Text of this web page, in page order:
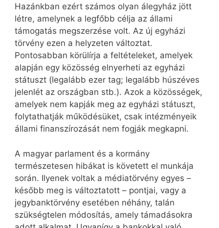
Hazánkban ezért számos olyan álegyház jött
létre, amelynek a legfőbb célja az állami
támogatás megszerzése volt. Az új egyházi
törvény ezen a helyzeten változtat.
Pontosabban körülírja a feltételeket, amelyek
alapján egy közösség elnyerheti az egyházi
státuszt (legalább ezer tag; legalább húszéves
jelenlét az országban stb.). Azok a közösségek,
amelyek nem kapják meg az egyházi státuszt,
folytathatják működésüket, csak intézményeik
állami finanszírozását nem fogják megkapni.
A magyar parlament és a kormány
természetesen hibákat is követett el munkája
során. Ilyenek voltak a médiatörvény egyes –
később meg is változtatott – pontjai, vagy a
jegybanktörvény esetében néhány, talán
szükségtelen módosítás, amely támadásokra